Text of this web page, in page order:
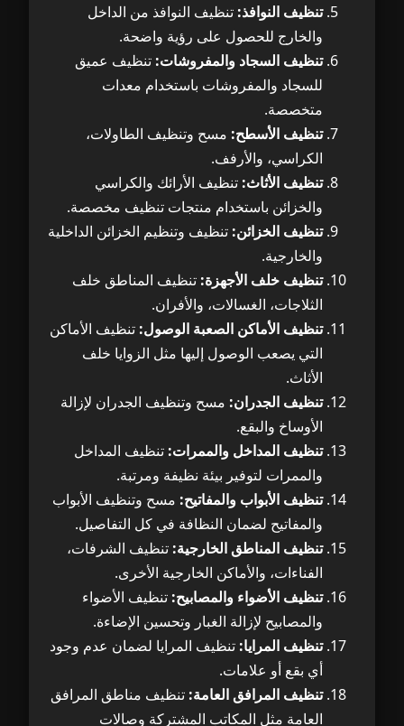
تنظيف النوافذ: تنظيف النوافذ من الداخل
والخارج للحصول على رؤية واضحة.
تنظيف السجاد والمفروشات: تنظيف عميق
للسجاد والمفروشات باستخدام معدات
متخصصة.
تنظيف الأسطح: مسح وتنظيف الطاولات،
الكراسي، والأرفف.
تنظيف الأثاث: تنظيف الأرائك والكراسي
والخزائن باستخدام منتجات تنظيف مخصصة.
تنظيف الخزائن: تنظيف وتنظيم الخزائن الداخلية
والخارجية.
تنظيف خلف الأجهزة: تنظيف المناطق خلف
الثلاجات، الغسالات، والأفران.
تنظيف الأماكن الصعبة الوصول: تنظيف الأماكن
التي يصعب الوصول إليها مثل الزوايا خلف
الأثاث.
تنظيف الجدران: مسح وتنظيف الجدران لإزالة
الأوساخ والبقع.
تنظيف المداخل والممرات: تنظيف المداخل
والممرات لتوفير بيئة نظيفة ومرتبة.
تنظيف الأبواب والمفاتيح: مسح وتنظيف الأبواب
والمفاتيح لضمان النظافة في كل التفاصيل.
تنظيف المناطق الخارجية: تنظيف الشرفات،
الفناءات، والأماكن الخارجية الأخرى.
تنظيف الأضواء والمصابيح: تنظيف الأضواء
والمصابيح لإزالة الغبار وتحسين الإضاءة.
تنظيف المرايا: تنظيف المرايا لضمان عدم وجود
أي بقع أو علامات.
تنظيف المرافق العامة: تنظيف مناطق المرافق
العامة مثل المكاتب المشتركة وصالات